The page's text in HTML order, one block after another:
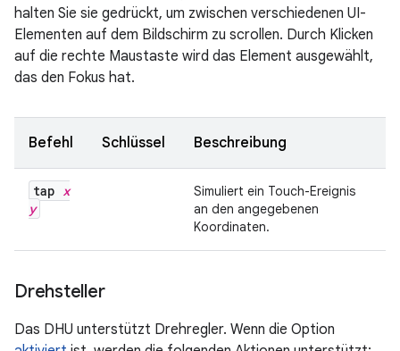
halten Sie sie gedrückt, um zwischen verschiedenen UI-
Elementen auf dem Bildschirm zu scrollen. Durch Klicken
auf die rechte Maustaste wird das Element ausgewählt,
das den Fokus hat.
Befehl Schlüssel Beschreibung
tap x
y
Simuliert ein Touch-Ereignis
an den angegebenen
Koordinaten.
Drehsteller
Das DHU unterstützt Drehregler. Wenn die Option